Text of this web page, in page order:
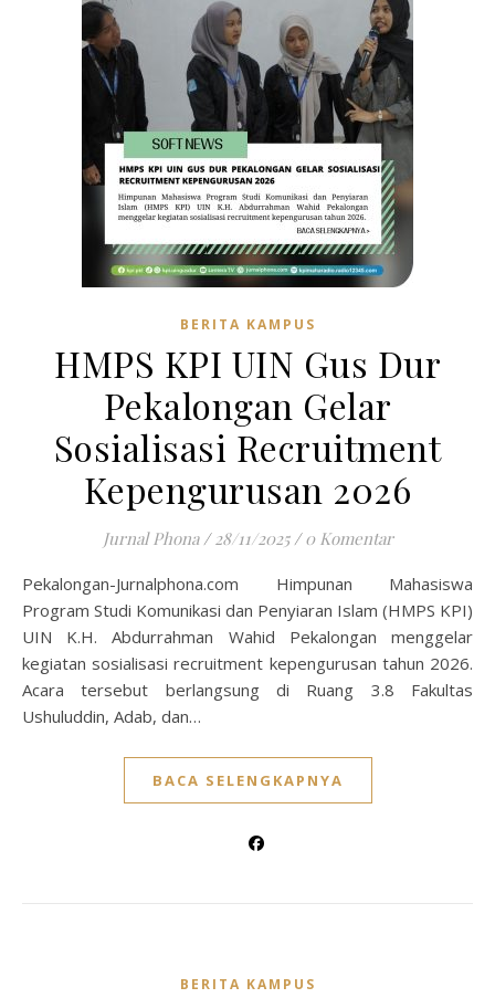
BERITA KAMPUS
HMPS KPI UIN Gus Dur
Pekalongan Gelar
Sosialisasi Recruitment
Kepengurusan 2026
Jurnal Phona / 28/11/2025 / 0 Komentar
Pekalongan-Jurnalphona.com Himpunan Mahasiswa
Program Studi Komunikasi dan Penyiaran Islam (HMPS KPI)
UIN K.H. Abdurrahman Wahid Pekalongan menggelar
kegiatan sosialisasi recruitment kepengurusan tahun 2026.
Acara tersebut berlangsung di Ruang 3.8 Fakultas
Ushuluddin, Adab, dan…
BACA SELENGKAPNYA
BERITA KAMPUS